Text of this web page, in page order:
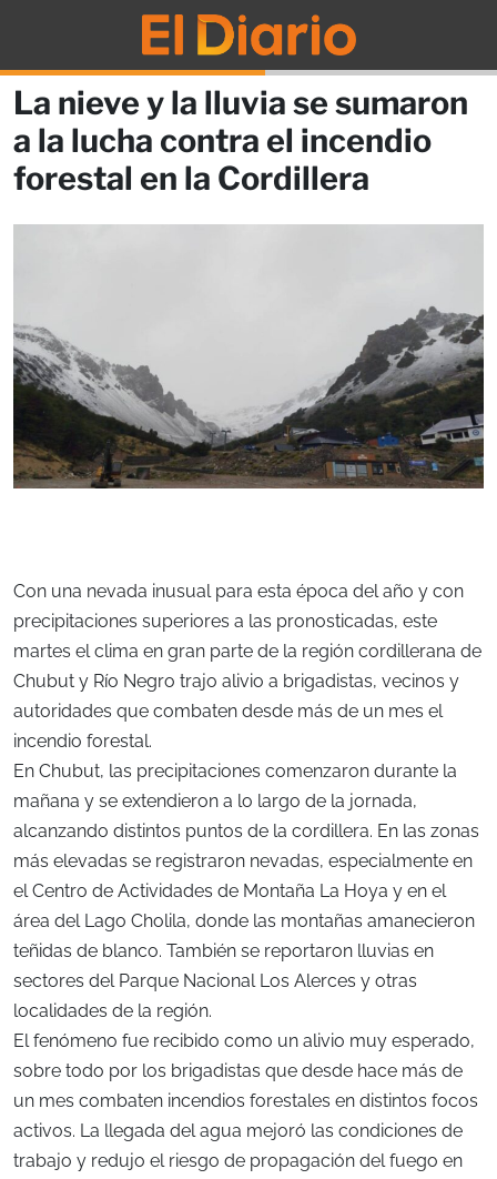
La nieve y la lluvia se sumaron
a la lucha contra el incendio
forestal en la Cordillera
Con una nevada inusual para esta época del año y con
precipitaciones superiores a las pronosticadas, este
martes el clima en gran parte de la región cordillerana de
Chubut y Río Negro trajo alivio a brigadistas, vecinos y
autoridades que combaten desde más de un mes el
incendio forestal.
En Chubut, las precipitaciones comenzaron durante la
mañana y se extendieron a lo largo de la jornada,
alcanzando distintos puntos de la cordillera. En las zonas
más elevadas se registraron nevadas, especialmente en
el Centro de Actividades de Montaña La Hoya y en el
área del Lago Cholila, donde las montañas amanecieron
teñidas de blanco. También se reportaron lluvias en
sectores del Parque Nacional Los Alerces y otras
localidades de la región.
El fenómeno fue recibido como un alivio muy esperado,
sobre todo por los brigadistas que desde hace más de
un mes combaten incendios forestales en distintos focos
activos. La llegada del agua mejoró las condiciones de
trabajo y redujo el riesgo de propagación del fuego en